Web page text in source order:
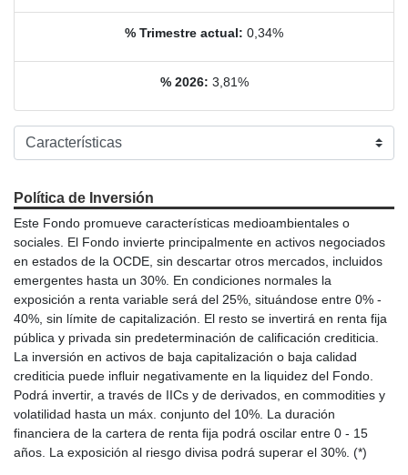
% Trimestre actual: 0,34%
% 2026: 3,81%
Política de Inversión
Este Fondo promueve características medioambientales o
sociales. El Fondo invierte principalmente en activos negociados
en estados de la OCDE, sin descartar otros mercados, incluidos
emergentes hasta un 30%. En condiciones normales la
exposición a renta variable será del 25%, situándose entre 0% -
40%, sin límite de capitalización. El resto se invertirá en renta fija
pública y privada sin predeterminación de calificación crediticia.
La inversión en activos de baja capitalización o baja calidad
crediticia puede influir negativamente en la liquidez del Fondo.
Podrá invertir, a través de IICs y de derivados, en commodities y
volatilidad hasta un máx. conjunto del 10%. La duración
financiera de la cartera de renta fija podrá oscilar entre 0 - 15
años. La exposición al riesgo divisa podrá superar el 30%. (*)